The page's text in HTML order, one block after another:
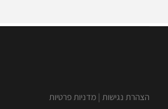
הצהרת נגישות |מדניות פרטיות